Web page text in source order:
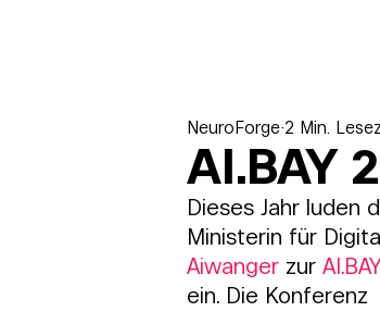
AI.BAY
NeuroForge 2 Min.
Dieses Jahr luden
Ministerin für
Aiwanger zur
ein. Die Konferenz